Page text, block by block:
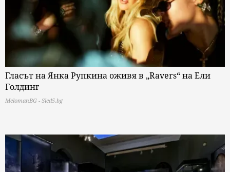
Гласът на Янка Рупкина оживя в „Ravers“ на Ели
Голдинг
MelomanBG - Sled5.bg